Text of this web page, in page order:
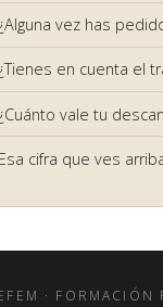
vez has
en cuenta el
vale tu
Esa cifra que ves
·